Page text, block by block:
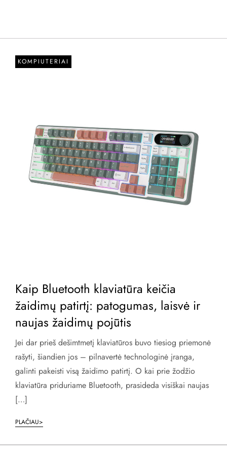
KOMPIUTERIAI
Kaip Bluetooth klaviatūra keičia
žaidimų patirtį: patogumas, laisvė ir
naujas žaidimų pojūtis
Jei dar prieš dešimtmetį klaviatūros buvo tiesiog priemonė
rašyti, šiandien jos – pilnavertė technologinė įranga,
galinti pakeisti visą žaidimo patirtį. O kai prie žodžio
klaviatūra priduriame Bluetooth, prasideda visiškai naujas
[…]
PLAČIAU>